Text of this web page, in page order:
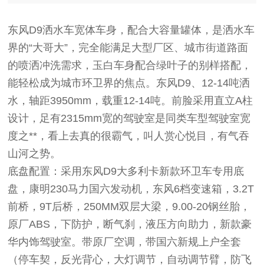
东风D9洒水车宽体车身，配合大容量罐体，是洒水车
界的“大哥大”，完全能满足大型厂区、城市街道路面
的喷洒冲洗需求，玉白车身配合绿叶子的别样搭配，
能轻松成为城市环卫界的焦点。东风D9、12-14吨洒
水，轴距3950mm，载重12-14吨。前脸采用直立A柱
设计，足有2315mm宽的驾驶室是同类车型驾驶室宽
度之**，看上去真的很霸气，叫人赏心悦目，有气吞
山河之势。
底盘配置：采用东风D9大多利卡新款环卫车专用底
盘，康明230马力国六发动机，东风6档变速箱，3.2T
前桥，9T后桥，250MM双层大梁，9.00-20钢丝胎，
原厂ABS，下防护，断气刹，液压方向助力，新款豪
华内饰驾驶室。带原厂空调，带国六新规上户全套
（停车契，反光背心，大灯调节，自动调节臂，防飞